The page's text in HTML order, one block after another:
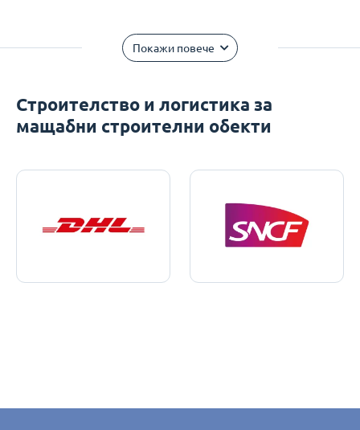
Покажи повече
Строителство и логистика за
мащабни строителни обекти